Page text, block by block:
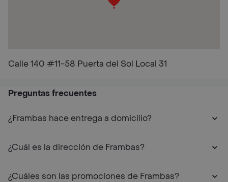
Calle 140 #11-58 Puerta del Sol Local 31
Preguntas frecuentes
¿Frambas hace entrega a domicilio?
¿Cuál es la dirección de Frambas?
¿Cuáles son las promociones de Frambas?